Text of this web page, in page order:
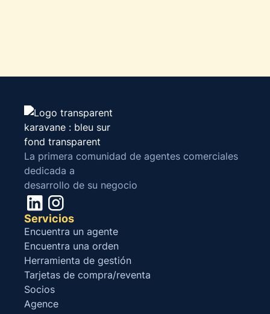
La primera comunidad de agentes comerciales
dedicada a
desarrollo de su negocio
Servicios
Encuentra un agente
Encuentra una orden
Herramienta de gestión
Tarjetas de compra/reventa
Socios
Agence